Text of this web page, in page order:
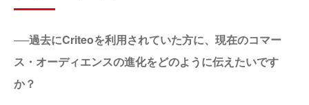
──過去にCriteoを利用されていた方に、現在のコマー
ス・オーディエンスの進化をどのように伝えたいです
か？